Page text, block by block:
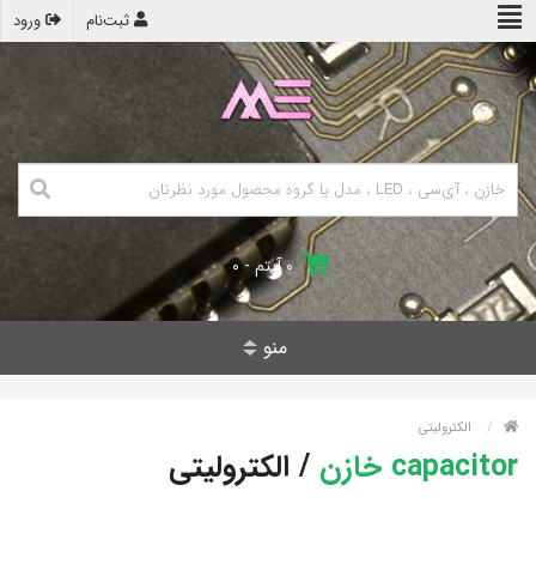
ورود ثبت‌نام
۰ آیتم - ۰
منو
الکترولیتی
capacitor خازن / الکترولیتی